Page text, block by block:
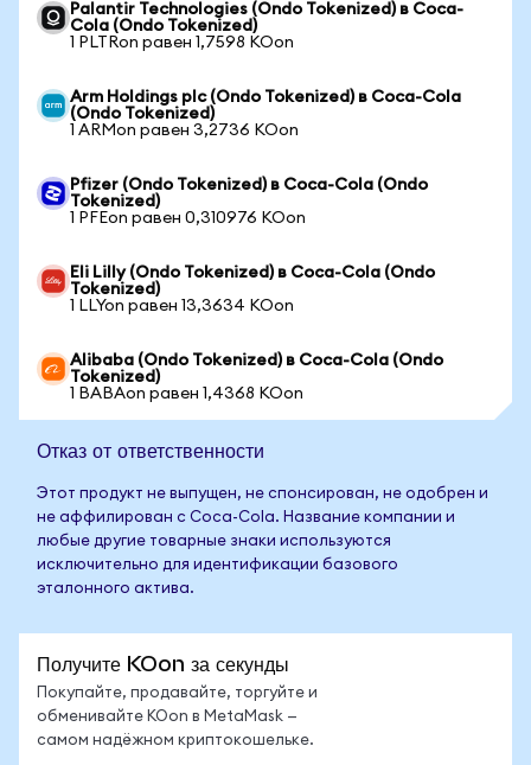
Palantir Technologies (Ondo Tokenized) в Coca-
Cola (Ondo Tokenized)
1 PLTRon равен 1,7598 KOon
Arm Holdings plc (Ondo Tokenized) в Coca-Cola
(Ondo Tokenized)
1 ARMon равен 3,2736 KOon
Pfizer (Ondo Tokenized) в Coca-Cola (Ondo
Tokenized)
1 PFEon равен 0,310976 KOon
Eli Lilly (Ondo Tokenized) в Coca-Cola (Ondo
Tokenized)
1 LLYon равен 13,3634 KOon
Alibaba (Ondo Tokenized) в Coca-Cola (Ondo
Tokenized)
1 BABAon равен 1,4368 KOon
Отказ от ответственности
Этот продукт не выпущен, не спонсирован, не одобрен и
не аффилирован с Coca-Cola. Название компании и
любые другие товарные знаки используются
исключительно для идентификации базового
эталонного актива.
Получите KOon за секунды
Покупайте, продавайте, торгуйте и
обменивайте KOon в MetaMask —
самом надёжном криптокошельке.